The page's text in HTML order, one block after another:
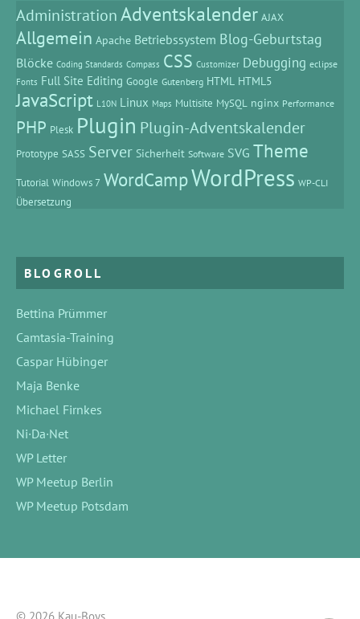
AdministrationAdventskalender AJAX
Allgemein Apache Betriebssystem Blog-Geburtstag
Blöcke Coding Standards Compass CSS Customizer Debugging eclipse
Fonts Full Site Editing Google Gutenberg HTML HTML5
JavaScript L10N Linux Maps Multisite MySQL nginx Performance
PHP Plesk Plugin Plugin-Adventskalender
Prototype SASS Server Sicherheit Software SVG Theme
Tutorial Windows 7 WordCampWordPress WP-CLI
Übersetzung
BLOGROLL
Bettina Prümmer
Camtasia-Training
Caspar Hübinger
Maja Benke
Michael Firnkes
Ni·Da·Net
WP Letter
WP Meetup Berlin
WP Meetup Potsdam